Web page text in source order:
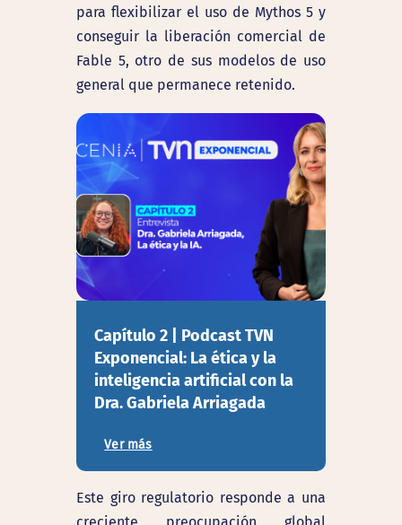
para flexibilizar el uso de Mythos 5 y
conseguir la liberación comercial de
Fable 5, otro de sus modelos de uso
general que permanece retenido.
Capítulo 2 | Podcast TVN
Exponencial: La ética y la
inteligencia artificial con la
Dra. Gabriela Arriagada
Ver más
Este giro regulatorio responde a una